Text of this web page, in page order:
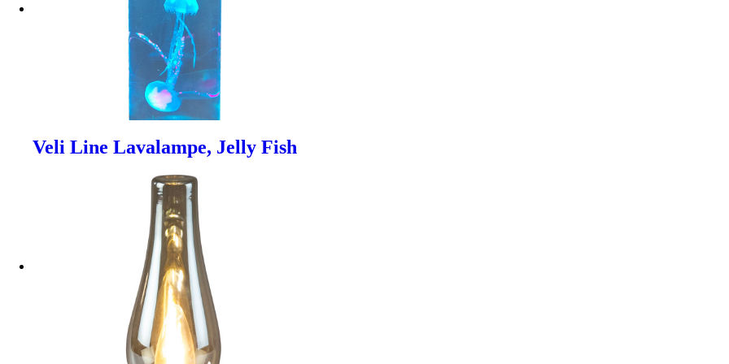
Veli Line Lavalampe, Jelly Fish